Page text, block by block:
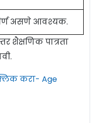
असणे आवश्यक.
शैक्षणिक पात्रता
करा- Age